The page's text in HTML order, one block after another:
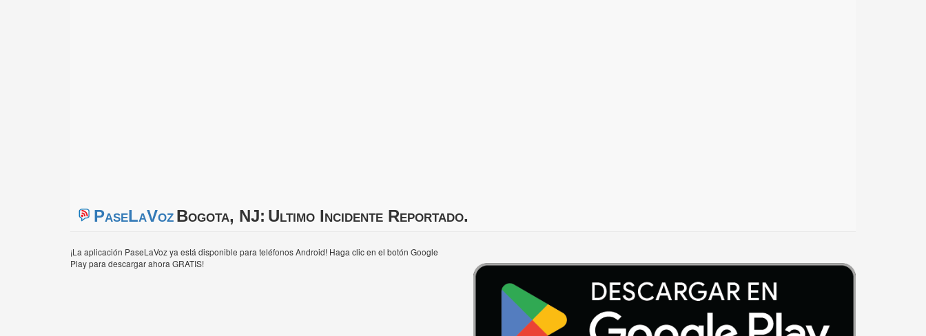
PaseLaVozBogota, NJ: Ultimo Incidente Reportado.
¡La aplicación PaseLaVoz ya está disponible para teléfonos Android! Haga clic en el botón Google
Play para descargar ahora GRATIS!